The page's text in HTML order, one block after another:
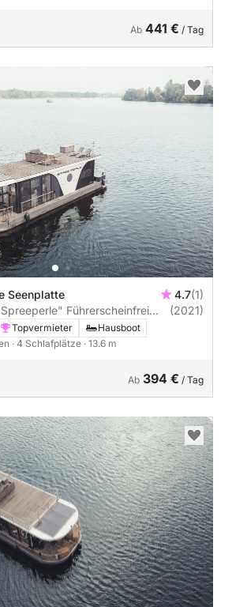
Ab 441 € / Tag
Seenplatte 4.7(1)
Führerscheinfrei
(2021)
Topvermieter
Hausboot
· 4 Schlafplätze · 13.6 m
Ab 394 € / Tag